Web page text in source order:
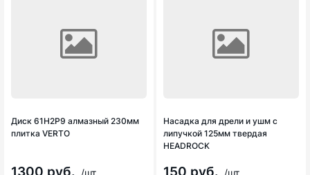
Диск 61Н2Р9 алмазный 230мм
плитка VERTO
/шт
Насадка для дрели и ушм с
липучкой 125мм твердая
HEADROCK
/шт